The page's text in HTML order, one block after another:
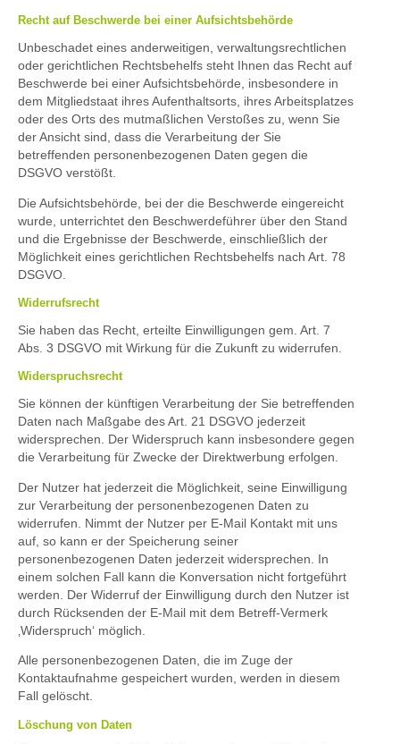
Recht auf Beschwerde bei einer Aufsichtsbehörde
Unbeschadet eines anderweitigen, verwaltungsrechtlichen
oder gerichtlichen Rechtsbehelfs steht Ihnen das Recht auf
Beschwerde bei einer Aufsichtsbehörde, insbesondere in
dem Mitgliedstaat ihres Aufenthaltsorts, ihres Arbeitsplatzes
oder des Orts des mutmaßlichen Verstoßes zu, wenn Sie
der Ansicht sind, dass die Verarbeitung der Sie
betreffenden personenbezogenen Daten gegen die
DSGVO verstößt.
Die Aufsichtsbehörde, bei der die Beschwerde eingereicht
wurde, unterrichtet den Beschwerdeführer über den Stand
und die Ergebnisse der Beschwerde, einschließlich der
Möglichkeit eines gerichtlichen Rechtsbehelfs nach Art. 78
DSGVO.
Widerrufsrecht
Sie haben das Recht, erteilte Einwilligungen gem. Art. 7
Abs. 3 DSGVO mit Wirkung für die Zukunft zu widerrufen.
Widerspruchsrecht
Sie können der künftigen Verarbeitung der Sie betreffenden
Daten nach Maßgabe des Art. 21 DSGVO jederzeit
widersprechen. Der Widerspruch kann insbesondere gegen
die Verarbeitung für Zwecke der Direktwerbung erfolgen.
Der Nutzer hat jederzeit die Möglichkeit, seine Einwilligung
zur Verarbeitung der personenbezogenen Daten zu
widerrufen. Nimmt der Nutzer per E-Mail Kontakt mit uns
auf, so kann er der Speicherung seiner
personenbezogenen Daten jederzeit widersprechen. In
einem solchen Fall kann die Konversation nicht fortgeführt
werden. Der Widerruf der Einwilligung durch den Nutzer ist
durch Rücksenden der E-Mail mit dem Betreff-Vermerk
‚Widerspruch‘ möglich.
Alle personenbezogenen Daten, die im Zuge der
Kontaktaufnahme gespeichert wurden, werden in diesem
Fall gelöscht.
Löschung von Daten